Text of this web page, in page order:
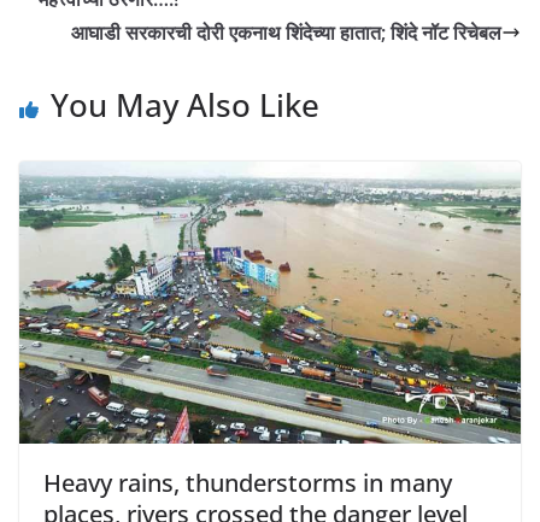
आघाडी सरकारची दोरी एकनाथ शिंदेच्या हातात; शिंदे नॉट रिचेबल
You May Also Like
Heavy rains, thunderstorms in many
places, rivers crossed the danger level